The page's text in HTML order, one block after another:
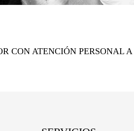
CON ATENCIÓN PERSONAL